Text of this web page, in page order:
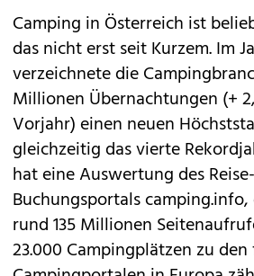
Camping in Österreich ist
das nicht erst seit Kurzem. Im
verzeichnete die
Millionen Übernachtungen (+
Vorjahr) einen neuen
gleichzeitig das vierte
hat eine Auswertung des
Buchungsportals
rund 135 Millionen
23.000 Campingplätzen zu